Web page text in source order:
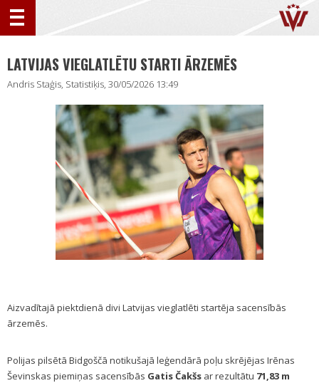
LATVIJAS VIEGLATLĒTU STARTI ĀRZEMĒS
Andris Staģis, Statistiķis, 30/05/2026 13:49
Aizvadītajā piektdienā divi Latvijas vieglatlēti startēja sacensībās
ārzemēs.
Polijas pilsētā Bidgoščā notikušajā leģendārā poļu skrējējas Irēnas
Ševinskas piemiņas sacensībās Gatis Čakšs ar rezultātu 71,83 m